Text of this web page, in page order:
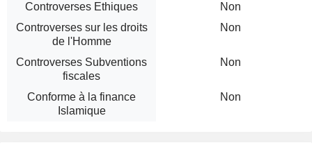
Controverses Ethiques
Non
Controverses sur les droits
de l'Homme
Non
Controverses Subventions
fiscales
Non
Conforme à la finance
Islamique
Non